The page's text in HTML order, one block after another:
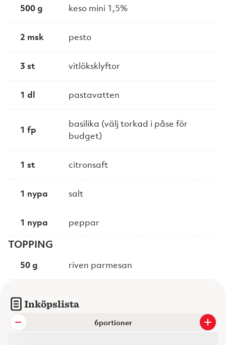
500 g keso mini 1,5%
2 msk pesto
3 st vitlöksklyftor
1 dl pastavatten
1 fp
basilika (välj torkad i påse för
budget)
1 st citronsaft
1 nypa salt
1 nypa peppar
TOPPING
50 g riven parmesan
Inköpslista
portioner